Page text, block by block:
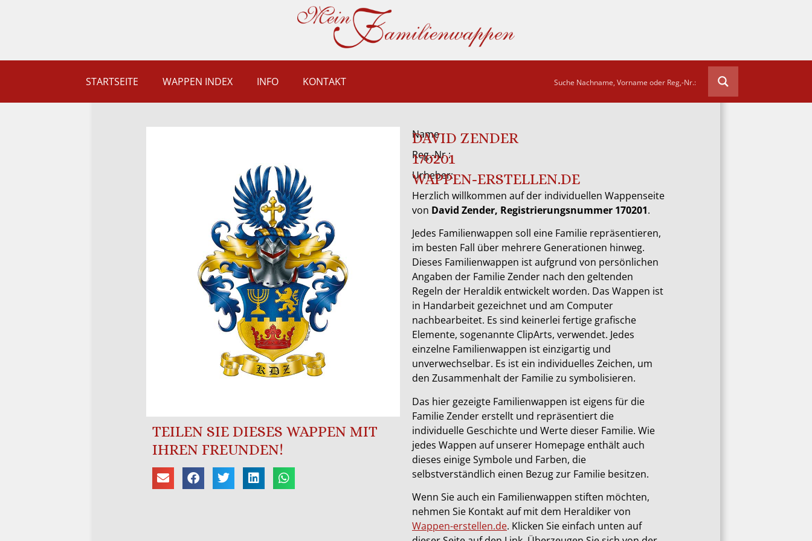
STARTSEITE WAPPEN INDEX INFO KONTAKT
TEILEN SIE DIESES WAPPEN MIT
IHREN FREUNDEN!
Name
DAVID ZENDER
Reg.-Nr.:
170201
Urheber:
WAPPEN-ERSTELLEN.DE
Herzlich willkommen auf der individuellen Wappenseite
von David Zender, Registrierungsnummer 170201.
Jedes Familienwappen soll eine Familie repräsentieren,
im besten Fall über mehrere Generationen hinweg.
Dieses Familienwappen ist aufgrund von persönlichen
Angaben der Familie Zender nach den geltenden
Regeln der Heraldik entwickelt worden. Das Wappen ist
in Handarbeit gezeichnet und am Computer
nachbearbeitet. Es sind keinerlei fertige grafische
Elemente, sogenannte ClipArts, verwendet. Jedes
einzelne Familienwappen ist einzigartig und
unverwechselbar. Es ist ein individuelles Zeichen, um
den Zusammenhalt der Familie zu symbolisieren.
Das hier gezeigte Familienwappen ist eigens für die
Familie Zender erstellt und repräsentiert die
individuelle Geschichte und Werte dieser Familie. Wie
jedes Wappen auf unserer Homepage enthält auch
dieses einige Symbole und Farben, die
selbstverständlich einen Bezug zur Familie besitzen.
Wenn Sie auch ein Familienwappen stiften möchten,
nehmen Sie Kontakt auf mit dem Heraldiker von
Wappen-erstellen.de. Klicken Sie einfach unten auf